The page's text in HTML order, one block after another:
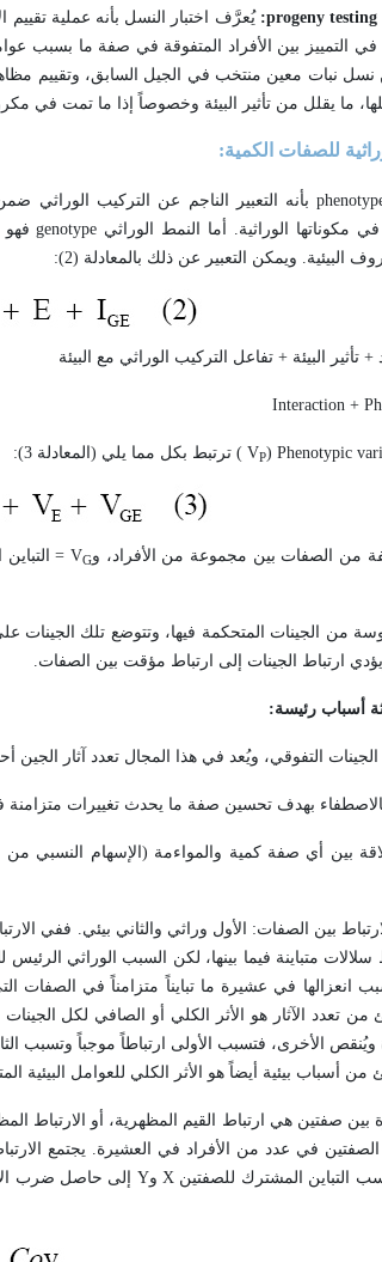
progeny testing
: يُعرَّف اختبار النسل بأنه عملية تقييم
التمييز بين الأفراد المتفوقة في صفة ما بسبب
نبات معين منتخب في الجيل السابق، وتقييم
ما يقلل من تأثير البيئة وخصوصاً إذا ما تمت
للصفات الكمية:
بأنه التعبير الناجم عن التركيب الوراثي
مكوناتها الوراثية. أما النمط الوراثي genotypeفهو
البيئية. ويمكن التعبير عن ذلك بالمعادلة (2):
البيئة + تفاعل التركيب الوراثي مع البيئة
+
Interaction
Phenotypic
(
VP ) ترتبط بكل مما يلي (المعادلة 3):
من الصفات بين مجموعة من الأفراد، و VG = التباين
من الجينات المتحكمة فيها، وتتوضع تلك الجينات
ارتباط الجينات إلى ارتباط مؤقت بين الصفات.
أسباب رئيسة:
بين أي صفة كمية والمواءمة (الإسهام النسبي
بين الصفات: الأول وراثي والثاني بيئي. ففي
متباينة فيما بينها، لكن السبب الوراثي الرئيس
انعزالها في عشيرة ما تبايناً متزامناً في الصفات
من تعدد الآثار هو الأثر الكلي أو الصافي لكل
الأخرى، فتسبب الأولى ارتباطاً موجباً وتسبب
من أسباب بيئية أيضاً هو الأثر الكلي للعوامل
بين صفتين هي ارتباط القيم المظهرية، أو الارتباط
في عدد من الأفراد في العشيرة. يجتمع
التباين المشترك للصفتين XوY إلى حاصل ضرب